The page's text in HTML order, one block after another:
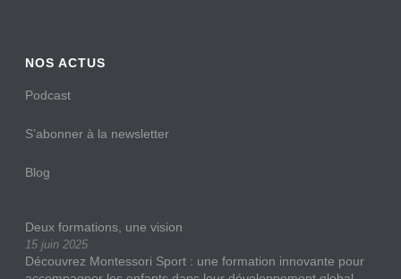
NOS ACTUS
Podcast
S’abonner à la newsletter
Blog
Deux formations, une vision
15 juin 2025
Découvrez Montessori Sport : une formation innovante pour